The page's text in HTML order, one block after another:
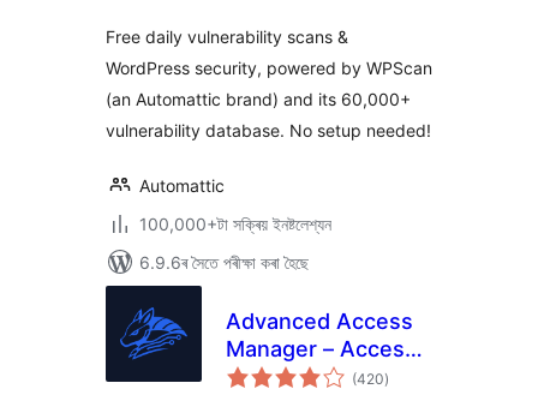
Free daily vulnerability scans &
WordPress security, powered by WPScan
(an Automattic brand) and its 60,000+
vulnerability database. No setup needed!
Automattic
100,000+টা সক্ৰিয় ইনষ্টলেশ্যন
6.9.6ৰ সৈতে পৰীক্ষা কৰা হৈছে
Advanced Access
Manager – Access
Governance for
(420টা
মুঠ)